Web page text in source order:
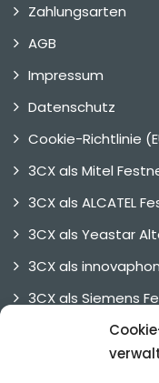
Zahlungsarten
AGB
Impressum
Datenschutz
Cookie-Richtlinie
3CX als Mitel
3CX als ALCATEL
3CX als Yeastar
3CX als
3CX als Siemens
3CX als UNIFY
3CX Alternative